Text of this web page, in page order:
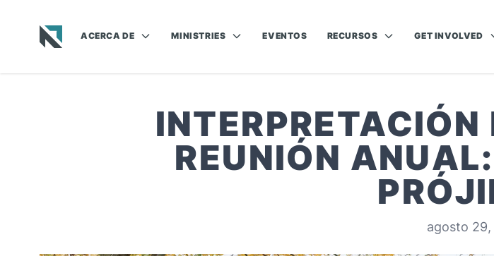
ACERCA DE MINISTRIES EVENTOS RECURSOS GET INVOLVED
REUNIÓN
agosto 29,